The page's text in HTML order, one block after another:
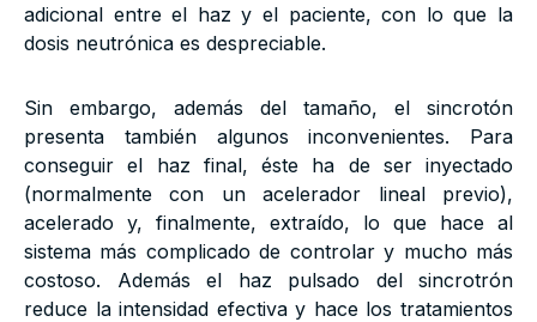
adicional entre el haz y el paciente, con lo que la
dosis neutrónica es despreciable.
Sin embargo, además del tamaño, el sincrotón
presenta también algunos inconvenientes. Para
conseguir el haz final, éste ha de ser inyectado
(normalmente con un acelerador lineal previo),
acelerado y, finalmente, extraído, lo que hace al
sistema más complicado de controlar y mucho más
costoso. Además el haz pulsado del sincrotrón
reduce la intensidad efectiva y hace los tratamientos